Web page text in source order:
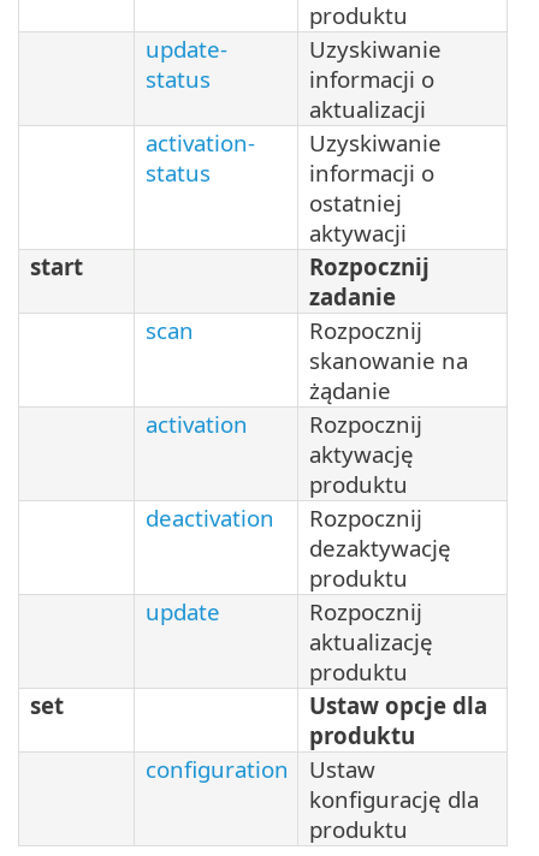
produktu
update-
status
Uzyskiwanie
informacji o
aktualizacji
activation-
status
Uzyskiwanie
informacji o
ostatniej
aktywacji
start
Rozpocznij
zadanie
scan
Rozpocznij
skanowanie na
żądanie
activation
Rozpocznij
aktywację
produktu
deactivation
Rozpocznij
dezaktywację
produktu
update
Rozpocznij
aktualizację
produktu
set
Ustaw opcje dla
produktu
configuration
Ustaw
konfigurację dla
produktu